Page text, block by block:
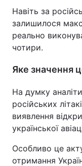
Навіть за
залишилося
реально
чотири.
Яке значення
На думку
російських
виявлення
української
Особливо це
отримання